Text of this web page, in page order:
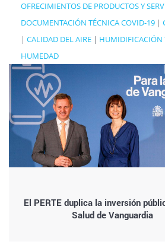
OFRECIMIENTOS DE PRODUCTOS Y
DOCUMENTACIÓN TÉCNICA COVID-19 |
| CALIDAD DEL AIRE | HUMIDIFICACIÓN
HUMEDAD
El PERTE duplica la inversión
Salud de Vanguardia